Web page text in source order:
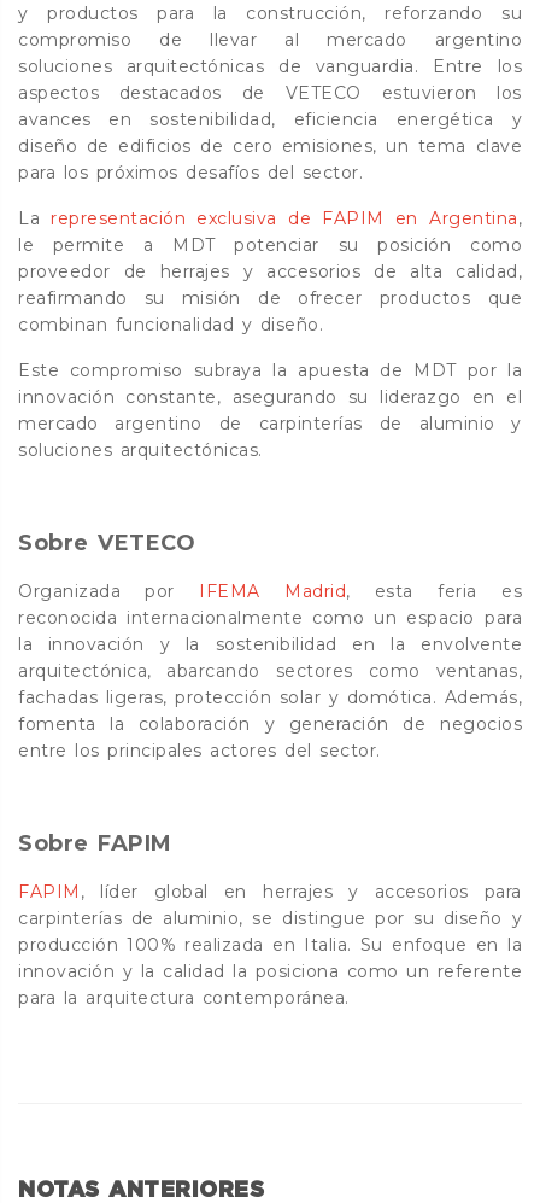
y productos para la construcción, reforzando su
compromiso de llevar al mercado argentino
soluciones arquitectónicas de vanguardia. Entre los
aspectos destacados de VETECO estuvieron los
avances en sostenibilidad, eficiencia energética y
diseño de edificios de cero emisiones, un tema clave
para los próximos desafíos del sector.
La representación exclusiva de FAPIM en Argentina,
le permite a MDT potenciar su posición como
proveedor de herrajes y accesorios de alta calidad,
reafirmando su misión de ofrecer productos que
combinan funcionalidad y diseño.
Este compromiso subraya la apuesta de MDT por la
innovación constante, asegurando su liderazgo en el
mercado argentino de carpinterías de aluminio y
soluciones arquitectónicas.
Sobre VETECO
Organizada por IFEMA Madrid, esta feria es
reconocida internacionalmente como un espacio para
la innovación y la sostenibilidad en la envolvente
arquitectónica, abarcando sectores como ventanas,
fachadas ligeras, protección solar y domótica. Además,
fomenta la colaboración y generación de negocios
entre los principales actores del sector.
Sobre FAPIM
FAPIM , líder global en herrajes y accesorios para
carpinterías de aluminio, se distingue por su diseño y
producción 100% realizada en Italia. Su enfoque en la
innovación y la calidad la posiciona como un referente
para la arquitectura contemporánea.
NOTAS ANTERIORES